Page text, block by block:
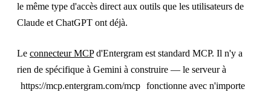
le même type d'accès direct aux outils que les utilisateurs de
Claude et ChatGPT ont déjà.
Le connecteur MCPd'Entergram est standard MCP. Il n'y a
rien de spécifique à Gemini à construire — le serveur à
https://mcp.entergram.com/mcp fonctionne avec n'importe